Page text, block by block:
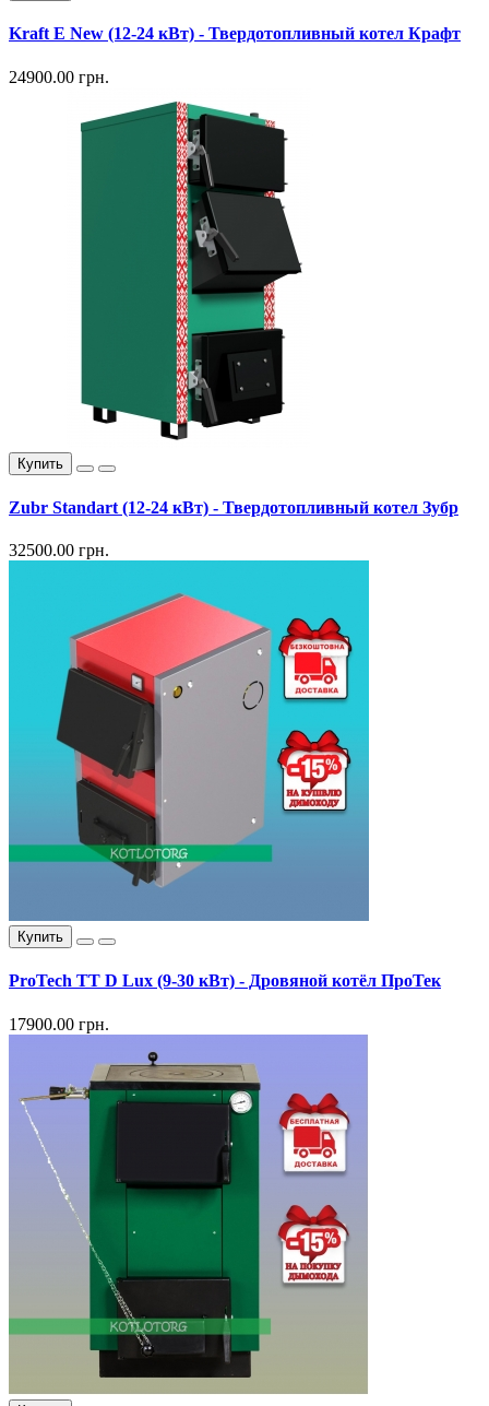
Kraft E New (12-24 кВт) - Твердотопливный котел Крафт
24900.00 грн.
Купить
Zubr Standart (12-24 кВт) - Твердотопливный котел Зубр
32500.00 грн.
Купить
ProTech TT D Lux (9-30 кВт) - Дровяной котёл ПроТек
17900.00 грн.